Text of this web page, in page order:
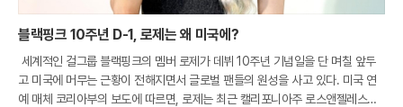
블랙핑크 10주년 D-1, 로제는 왜 미국에?
세계적인 걸그룹 블랙핑크의 멤버 로제가 데뷔 10주년 기념일을 단 며칠 앞두
고 미국에 머무는 근황이 전해지면서 글로벌 팬들의 원성을 사고 있다. 미국 연
예 매체 코리아부의 보도에 따르면, 로제는 최근 캘리포니아주 로스앤젤레스의